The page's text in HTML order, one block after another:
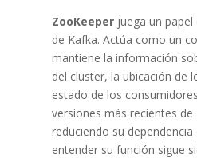
ZooKeeperjuega un papel
de Kafka. Actúa como un
mantiene la información
del cluster, la ubicación de
estado de los
versiones más recientes de
reduciendo su
entender su función sigue